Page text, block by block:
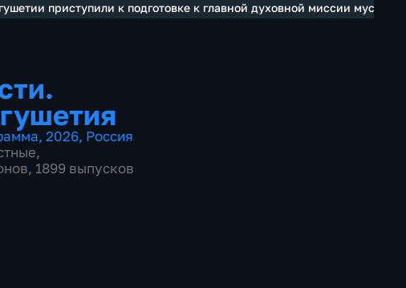
приступили к подготовке к главной духовной миссии
, 2026, Россия
,
1899 выпусков